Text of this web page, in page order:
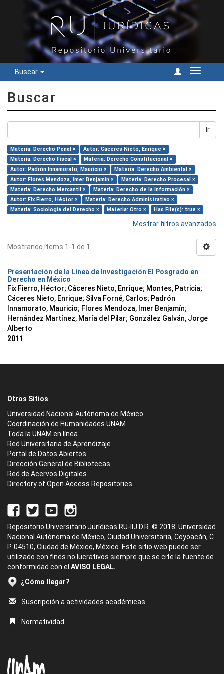
Buscar
Cambiar
Buscar
Ir
Materia: Derecho Penal ×
Autor: Cáceres Nieto, Enrique ×
Materia: Derecho Fiscal ×
Materia: Derecho Constitucional ×
Autor: Padrón Innamorato, Mauricio ×
Materia: Derecho Ambiental ×
Autor: Flores Mendoza, Imer Benjamín ×
Materia: Derecho Procesal ×
Materia: Derecho Mercantil ×
Materia: Derecho de la Información ×
Autor: Fix Fierro, Héctor ×
Materia: Derecho Administrativo ×
Materia: Sociología del Derecho ×
Materia: Otro × Has File(s): true ×
Mostrar filtros avanzados
Mostrando ítems 1-1 de 1
Presentación de la Línea de Investigación El Posgrado en
Derecho en México
Fix Fierro, Héctor; Cáceres Nieto, Enrique; Montes, Patricia;
Cáceres Nieto, Enrique; Silva Forné, Carlos; Padrón
Innamorato, Mauricio; Flores Mendoza, Imer Benjamín;
Hernández Martínez, María del Pilar; González Galván, Jorge
Alberto
2011
Otros Sitios
Universidad Nacional Autónoma de México
Coordinación de Humanidades UNAM
Toda la UNAM en línea
Red Universitaria de Aprendizaje
Portal de Datos Abiertos
Dirección General de Bibliotecas
Red de Acervos Digitales
Directory of Open Access Repositories
Repositorio Universitario Jurídicas RU-IIJ D.R. © 2018. Universidad
Nacional Autónoma de México, Ciudad Universitaria, Coyoacán, C.
P. 04510, Ciudad de México, México. Este sitio web puede ser
utilizado con fines no lucrativos siempre que se cite la fuente de
conformidad con el AVISO LEGAL.
¿Cómo llegar?
Suscripción a actividades académicas
Normatividad